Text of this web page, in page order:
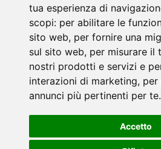
tua esperienza di
scopi: per abilitare le
sito web, per fornire una
sul sito web, per misurare il
nostri prodotti e servizi e
interazioni di marketing, per
annunci più pertinenti per te.
Accetto